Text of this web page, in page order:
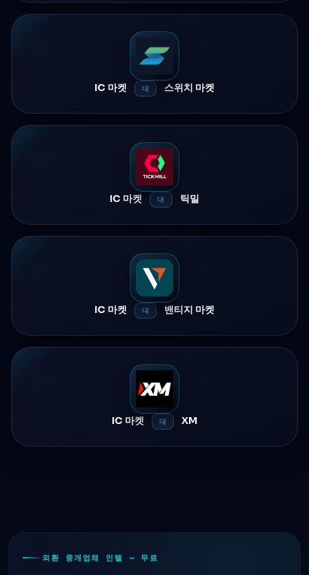
IC 마켓 대 스위치 마켓
IC 마켓 대 틱밀
IC 마켓 대 밴티지 마켓
IC 마켓 대 XM
외환 중개업체 인텔 — 무료